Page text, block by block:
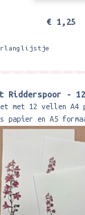
€ 1,25
Ridderspoor -
met 12 vellen A4
papier en A5